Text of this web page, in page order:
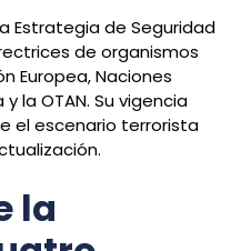
Estrategia de Seguridad
de organismos
Europea, Naciones
la OTAN. Su vigencia
el escenario terrorista
la